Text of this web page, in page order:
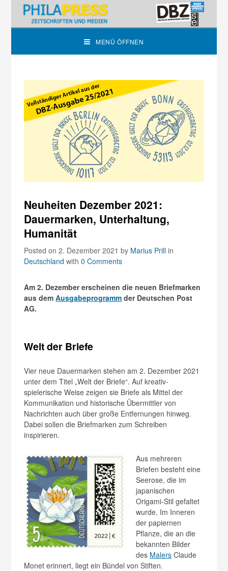
MENÜ ÖFFNEN
Neuheiten Dezember 2021:
Dauermarken, Unterhaltung,
Humanität
Posted on 2. Dezember 2021by Marius Prill in
Deutschland with0 Comments
Am 2. Dezember erscheinen die neuen Briefmarken
aus demAusgabeprogramm der Deutschen Post
AG.
Welt der Briefe
Vier neue Dauermarken stehen am 2. Dezember 2021
unter dem Titel „Welt der Briefe“. Auf kreativ-
spielerische Weise zeigen sie Briefe als Mittel der
Kommunikation und historische Übermittler von
Nachrichten auch über große Entfernungen hinweg.
Dabei sollen die Briefmarken zum Schreiben
inspirieren.
Aus mehreren
Briefen besteht eine
Seerose, die im
japanischen
Origami-Stil gefaltet
wurde. Im Inneren
der papiernen
Pflanze, die an die
bekannten Bilder
des Malers Claude
Monet erinnert, liegt ein Bündel von Stiften.